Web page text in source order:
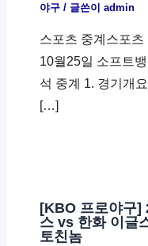
야구/ 글쓴이 admin
스포츠 중계스포
10월25일 소프트
석 중계 1. 경기개
[…]
[KBO 프로야구]
스 vs 한화 이글
토친놈